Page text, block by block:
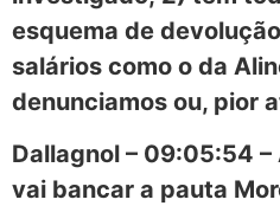
esquema de
salários como o da
denunciamos ou, pior
Dallagnol – 09:05:54
vai bancar a pauta